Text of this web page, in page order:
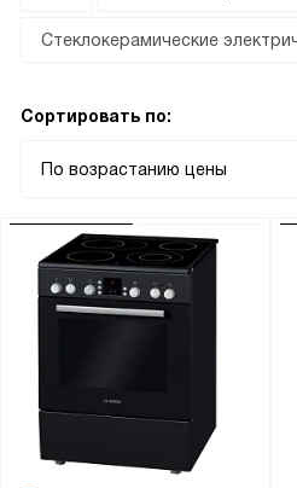
Стеклокерамические
Сортировать по:
По возрастанию цены